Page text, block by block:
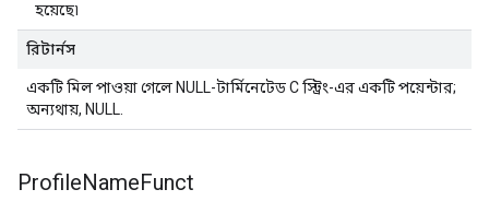
হয়েছে৷
রিটার্নস
একটি মিল পাওয়া গেলে NULL-টার্মিনেটেড C স্ট্রিং-এর একটি পয়েন্টার;
অন্যথায়, NULL.
ProfileNameFunct